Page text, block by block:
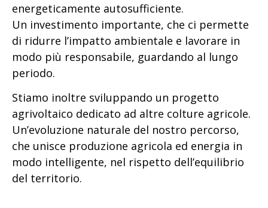
energeticamente autosufficiente.
Un investimento importante, che ci permette
di ridurre l’impatto ambientale e lavorare in
modo più responsabile, guardando al lungo
periodo.
Stiamo inoltre sviluppando un progetto
agrivoltaico dedicato ad altre colture agricole.
Un’evoluzione naturale del nostro percorso,
che unisce produzione agricola ed energia in
modo intelligente, nel rispetto dell’equilibrio
del territorio.